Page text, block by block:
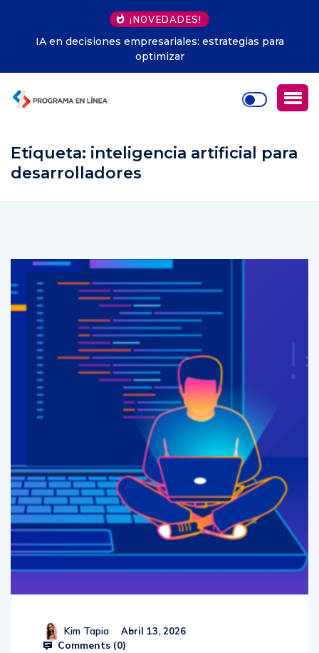
¡NOVEDADES!
Herramientas microservicios Java: fundamentos
esenciales
Etiqueta: inteligencia artificial para
desarrolladores
Kim Tapia Abril 13, 2026
Comments (0)